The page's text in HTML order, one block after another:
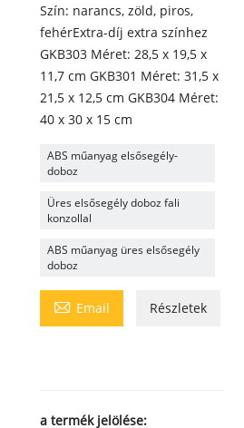
Szín: narancs, zöld, piros,
fehérExtra-díj extra színhez
GKB303 Méret: 28,5 x 19,5 x
11,7 cm GKB301 Méret: 31,5 x
21,5 x 12,5 cm GKB304 Méret:
40 x 30 x 15 cm
ABS műanyag elsősegély-
doboz
Üres elsősegély doboz fali
konzollal
ABS műanyag üres elsősegély
doboz
 Email Részletek
a termék jelölése: